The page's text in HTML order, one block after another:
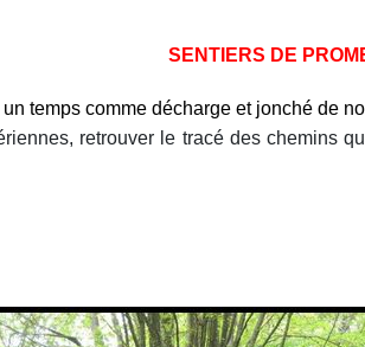
SENTIERS DE
temps comme décharge et jonché de
retrouver le tracé des chemins